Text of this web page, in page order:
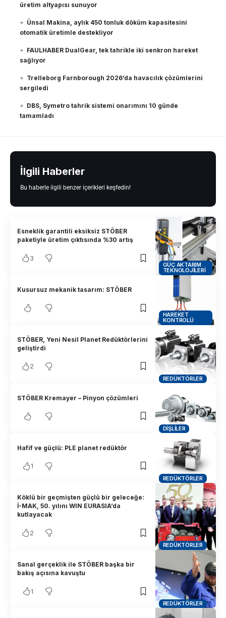
üretim altyapısı sunuyor
Ünsal Makina, aylık 450 tonluk döküm kapasitesini
otomatik üretimle destekliyor
FAULHABER DualGear, tek tahrikle iki senkron hareket
sağlıyor
Trelleborg Farnborough 2026’da havacılık çözümlerini
sergiledi
DBS, Symetro tahrik sistemi onarımını 10 günde
tamamladı
İlgili Haberler
Bu haberle ilgili benzer içerikleri keşfedin!
GÜÇ AKTARIM
TEKNOLOJILERI
Esneklik garantili eksiksiz STÖBER
paketiyle üretim çıktısında %30 artış
3
HAREKET
KONTROLÜ
Kusursuz mekanik tasarım: STÖBER
REDÜKTÖRLER
STÖBER, Yeni Nesil Planet Redüktörlerini
geliştirdi
2
DIŞLILER
STÖBER Kremayer – Pinyon çözümleri
REDÜKTÖRLER
Hafif ve güçlü: PLE planet redüktör
1
REDÜKTÖRLER
Köklü bir geçmişten güçlü bir geleceğe:
İ-MAK, 50. yılını WIN EURASIA’da
kutlayacak
2
REDÜKTÖRLER
Sanal gerçeklik ile STÖBER başka bir
bakış açısına kavuştu
1